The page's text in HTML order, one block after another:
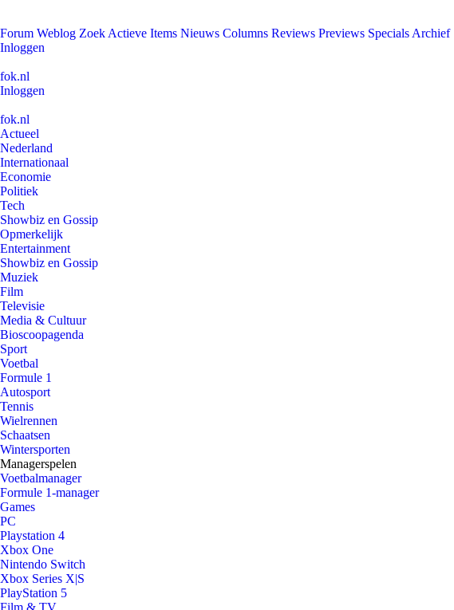
Forum Weblog Zoek Actieve Items Nieuws Columns Reviews Previews Specials Archief
Inloggen
fok.nl
Inloggen
fok.nl
Actueel
Nederland
Internationaal
Economie
Politiek
Tech
Showbiz en Gossip
Opmerkelijk
Entertainment
Showbiz en Gossip
Muziek
Film
Televisie
Media & Cultuur
Bioscoopagenda
Sport
Voetbal
Formule 1
Autosport
Tennis
Wielrennen
Schaatsen
Wintersporten
Managerspelen
Voetbalmanager
Formule 1-manager
Games
PC
Playstation 4
Xbox One
Nintendo Switch
Xbox Series X|S
PlayStation 5
Film & TV